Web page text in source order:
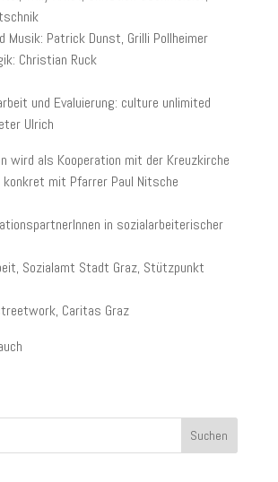
Musik: Patrick Dunst, Grilli Pollheimer
Christian Ruck
und Evaluierung: culture unlimited
Ulrich
wird als Kooperation mit der Kreuzkirche
konkret mit Pfarrer Paul Nitsche
in sozialarbeiterischer
Sozialamt Stadt Graz, Stützpunkt
Caritas Graz